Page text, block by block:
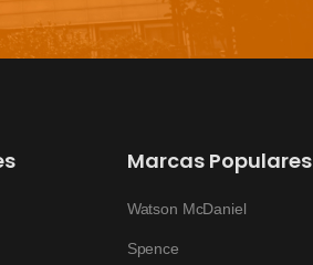
Marcas Populares
Watson McDaniel
Spence